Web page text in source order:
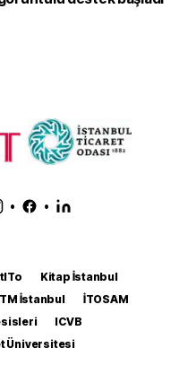
• •
Kitap İstanbul
İstanbul
İTOSAM
ICVB
Üniversitesi